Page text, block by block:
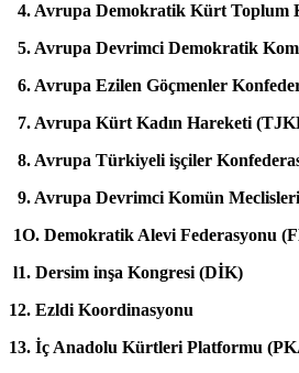
4.⁠ ⁠Avrupa Demokratik Kürt Toplum
5.⁠ ⁠Avrupa Devrimci Demokratik
6.⁠ ⁠Avrupa Ezilen Göçmenler
7.⁠ ⁠Avrupa Kürt Kadın Hareketi
8.⁠ ⁠Avrupa Türkiyeli işçiler
9.⁠ ⁠Avrupa Devrimci Komün
1O. Demokratik Alevi Federasyonu
l1. Dersim inşa Kongresi (DİK)
12.⁠ ⁠Ezldi Koordinasyonu
13.⁠ ⁠İç Anadolu Kürtleri Platformu